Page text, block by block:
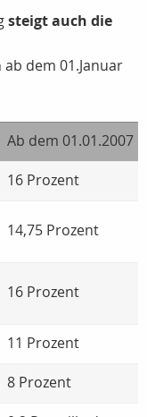
steigt auch die
dem 01.Januar
Ab dem 01.01.2007
16 Prozent
14,75 Prozent
16 Prozent
11 Prozent
8 Prozent